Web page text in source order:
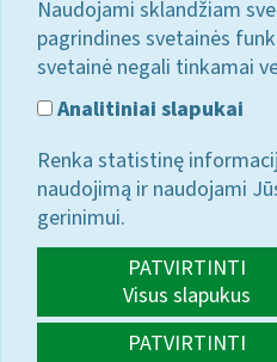
Naudojami sklandžiam
pagrindines svetainės
svetainė negali tinkamai
Analitiniai slapukai
Renka statistinę
naudojimą ir naudojami
gerinimui.
PATVIRTINTI
Visus slapukus
PATVIRTINTI